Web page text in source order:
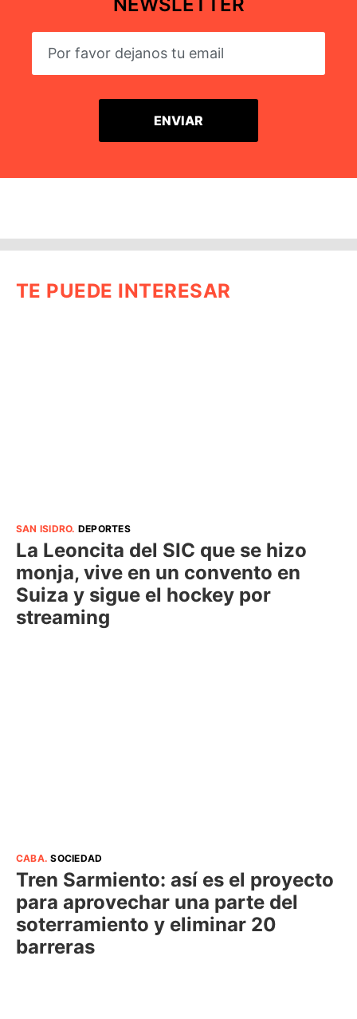
TE PUEDE INTERESAR
SAN ISIDRO. DEPORTES
La Leoncita del SIC que se hizo
monja, vive en un convento en
Suiza y sigue el hockey por
streaming
CABA.SOCIEDAD
Tren Sarmiento: así es el proyecto
para aprovechar una parte del
soterramiento y eliminar 20
barreras